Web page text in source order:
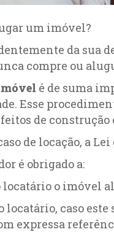
um imóvel?
da sua
compre ou
é de suma
Esse
de
de locação, a
é obrigado a:
o imóvel
locatário, caso
expressa